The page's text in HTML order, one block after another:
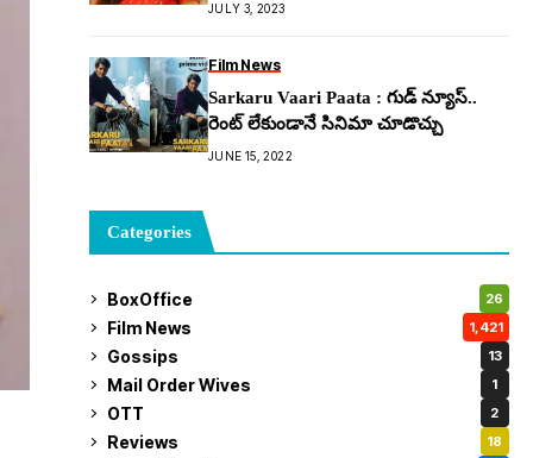
JULY 3, 2023
Film News
Sarkaru Vaari Paata : గుడ్ న్యూస్..
రెంట్ లేకుండానే సినిమా చూడొచ్చు
JUNE 15, 2022
Categories
BoxOffice 26
Film News 1,421
Gossips 13
Mail Order Wives 1
OTT 2
Reviews 18